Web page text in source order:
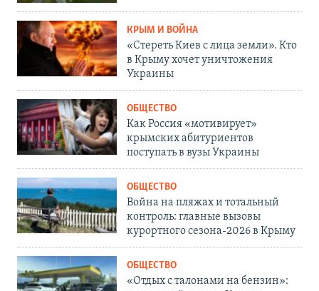
КРЫМ И ВОЙНА
«Стереть Киев с лица земли». Кто
в Крыму хочет уничтожения
Украины
ОБЩЕСТВО
Как Россия «мотивирует»
крымских абитуриентов
поступать в вузы Украины
ОБЩЕСТВО
Война на пляжах и тотальный
контроль: главные вызовы
курортного сезона-2026 в Крыму
ОБЩЕСТВО
«Отдых с талонами на бензин»: